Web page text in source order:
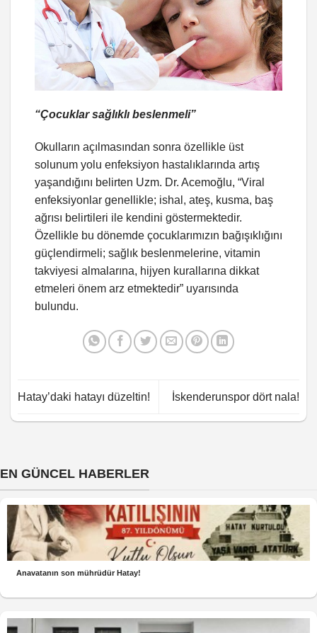
“Çocuklar sağlıklı beslenmeli”
Okulların açılmasından sonra özellikle üst
solunum yolu enfeksiyon hastalıklarında artış
yaşandığını belirten Uzm. Dr. Acemoğlu, “Viral
enfeksiyonlar genellikle; ishal, ateş, kusma, baş
ağrısı belirtileri ile kendini göstermektedir.
Özellikle bu dönemde çocuklarımızın bağışıklığını
güçlendirmeli; sağlık beslenmelerine, vitamin
takviyesi almalarına, hijyen kurallarına dikkat
etmeleri önem arz etmektedir” uyarısında
bulundu.
Hatay’daki hatayı düzeltin! İskenderunspor dört nala!
EN GÜNCEL HABERLER
Anavatanın son mührüdür Hatay!